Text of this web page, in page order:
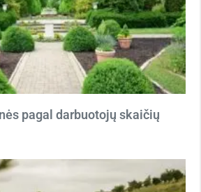
pagal darbuotojų skaičių